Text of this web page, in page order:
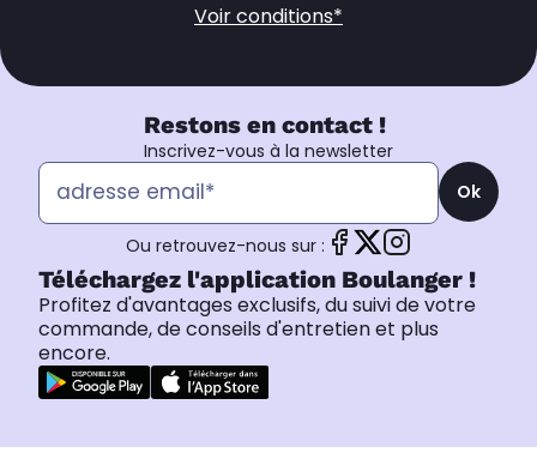
Voir conditions*
Restons en contact !
Inscrivez-vous à la newsletter
Ok
Ou retrouvez-nous sur :
Téléchargez l'application Boulanger !
Profitez d'avantages exclusifs, du suivi de votre
commande, de conseils d'entretien et plus
encore.